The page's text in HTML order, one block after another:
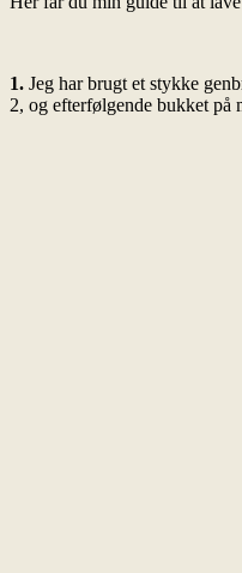
1. Jeg har brugt et stykke
2, og efterfølgende bukket på